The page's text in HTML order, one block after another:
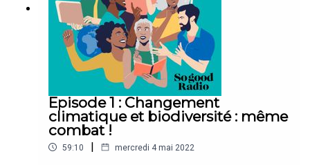
Episode 1 : Changement
climatique et biodiversité : même
combat !
59:10 | mercredi 4 mai 2022